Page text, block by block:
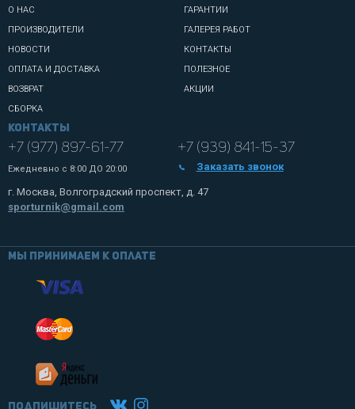
О НАС
ПРОИЗВОДИТЕЛИ
НОВОСТИ
ОПЛАТА И ДОСТАВКА
ВОЗВРАТ
СБОРКА
ГАРАНТИИ
ГАЛЕРЕЯ РАБОТ
КОНТАКТЫ
ПОЛЕЗНОЕ
АКЦИИ
Контакты
+7 (977) 897-61-77
Ежедневно с 8:00 ДО 20:00
+7 (939) 841-15-37
Заказать звонок
г. Москва, Волгоградский проспект, д. 47
sporturnik@gmail.com
Мы принимаем к оплате
Подпишитесь